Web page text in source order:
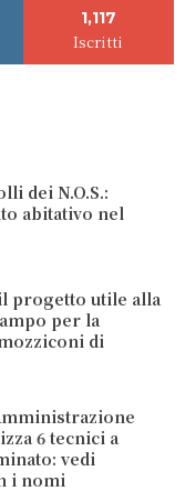
1,117
Iscritti
dei N.O.S.:
abitativo nel
progetto utile alla
per la
di
6 tecnici a
vedi
i nomi